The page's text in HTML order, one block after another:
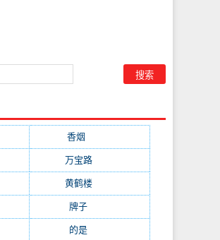
香烟
万宝路(331)
黄鹤楼(315)
牌子
的是